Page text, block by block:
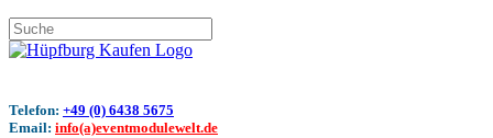
Telefon: +49 (0) 6438 5675
Email: info(a)eventmodulewelt.de